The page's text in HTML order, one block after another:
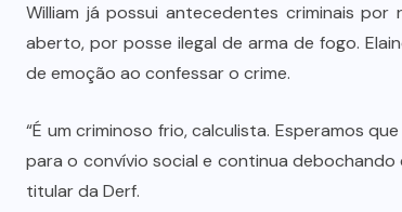
William já possui antecedentes criminais
aberto, por posse ilegal de arma de fogo.
de emoção ao confessar o crime.
“É um criminoso frio, calculista. Esperamos
para o convívio social e continua
titular da Derf.
Dia dos Pais impulsiona
reforça conexão entre pais
na moda inspirada no
7 DE AGOSTO DE 2026